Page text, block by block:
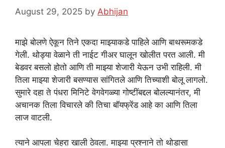
August 29, 2025 by Abhijan
माझे बोलणे ऐकून तिने एकदा माझ्याकडे पाहिले आणि बाथरूमकडे
गेली. थोड्या वेळाने ती नाईट गीअर घालून खोलीत परत आली. मी
बेडवर बसलो होतो आणि ती माझ्या शेजारी येऊन उभी राहिली. मी
तिला माझ्या शेजारी बसण्यास सांगितले आणि तिच्याशी बोलू लागलो.
सुमारे दहा ते पंधरा मिनिटे वेगवेगळ्या गोष्टींबद्दल बोलल्यानंतर, मी
अचानक तिला विचारले की तिचा बॉयफ्रेंड आहे का आणि तिला
लाज वाटली.
त्याने आपला चेहरा खाली ठेवला. माझ्या प्रश्नाने तो थोडासा